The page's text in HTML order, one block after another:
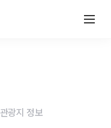
관광지 정보